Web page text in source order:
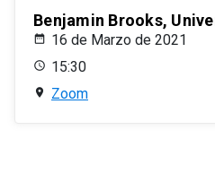
Benjamin Brooks,
16 de Marzo de 2021
15:30
Zoom